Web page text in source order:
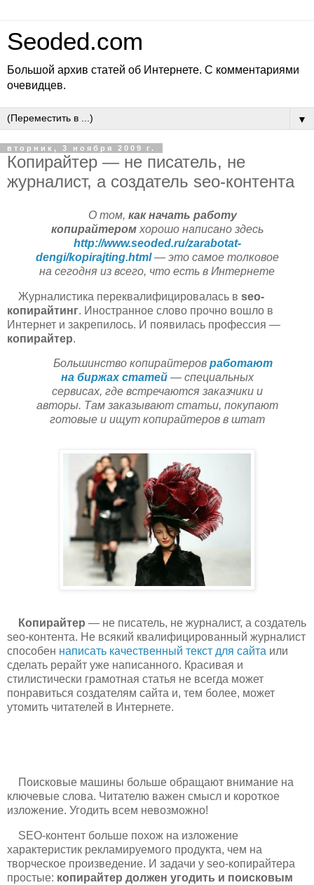
Seoded.com
Большой архив статей об Интернете. С комментариями
очевидцев.
▼
вторник, 3 ноября 2009 г.
Копирайтер — не писатель, не
журналист, а создатель seo-контента
О том, как начать работу
копирайтеромхорошо написано здесь
http://www.seoded.ru/zarabotat-
dengi/kopirajting.html— это самое толковое
на сегодня из всего, что есть в Интернете
Журналистика переквалифицировалась в seo-
копирайтинг. Иностранное слово прочно вошло в
Интернет и закрепилось. И появилась профессия —
копирайтер.
Большинство копирайтеров работают
на биржах статей— специальных
сервисах, где встречаются заказчики и
авторы. Там заказывают статьи, покупают
готовые и ищут копирайтеров в штат
Копирайтер — не писатель, не журналист, а создатель
seo-контента. Не всякий квалифицированный журналист
способен написать качественный текст для сайта или
сделать рерайт уже написанного. Красивая и
стилистически грамотная статья не всегда может
понравиться создателям сайта и, тем более, может
утомить читателей в Интернете.
Поисковые машины больше обращают внимание на
ключевые слова. Читателю важен смысл и короткое
изложение. Угодить всем невозможно!
SEO-контент больше похож на изложение
характеристик рекламируемого продукта, чем на
творческое произведение. И задачи у seo-копирайтера
простые: копирайтер должен угодить и поисковым